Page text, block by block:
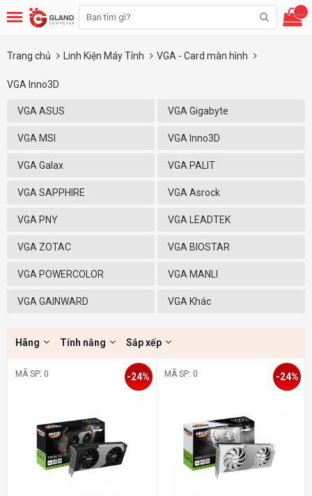
...
Trang chủ Linh Kiện Máy Tính VGA - Card màn hình
VGA Inno3D
VGA ASUS VGA Gigabyte
VGA MSI VGA Inno3D
VGA Galax VGA PALIT
VGA SAPPHIRE VGA Asrock
VGA PNY VGA LEADTEK
VGA ZOTAC VGA BIOSTAR
VGA POWERCOLOR VGA MANLI
VGA GAINWARD VGA Khác
Hãng Tính năng Sắp xếp
MÃ SP: 0 -24% MÃ SP: 0 -24%